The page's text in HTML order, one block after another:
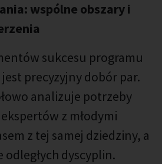
wspólne obszary i
sukcesu programu
precyzyjny dobór par.
analizuje potrzeby
z młodymi
z tej samej dziedziny, a
odległych dyscyplin.